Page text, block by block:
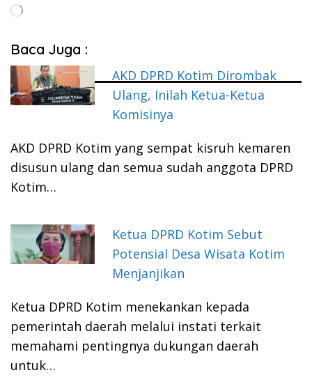
Memuat...
Baca Juga :
AKD DPRD Kotim Dirombak
Ulang, Inilah Ketua-Ketua
Komisinya
AKD DPRD Kotim yang sempat kisruh kemaren
disusun ulang dan semua sudah anggota DPRD
Kotim…
Ketua DPRD Kotim Sebut
Potensial Desa Wisata Kotim
Menjanjikan
Ketua DPRD Kotim menekankan kepada
pemerintah daerah melalui instati terkait
memahami pentingnya dukungan daerah
untuk…